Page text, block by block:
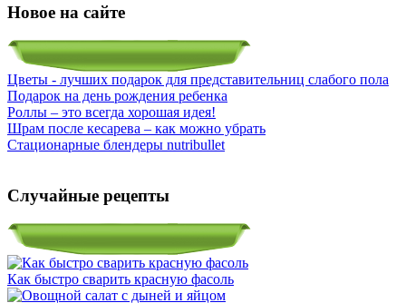
Новое на сайте
Цветы - лучших подарок для представительниц слабого пола
Подарок на день рождения ребенка
Роллы – это всегда хорошая идея!
Шрам после кесарева – как можно убрать
Стационарные блендеры nutribullet
Случайные рецепты
Как быстро сварить красную фасоль